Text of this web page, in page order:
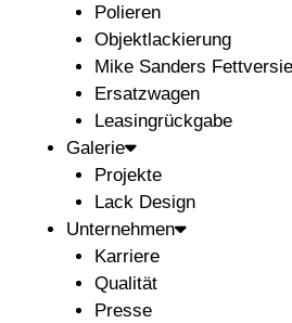
Polieren
Objektlackierung
Mike Sanders
Ersatzwagen
Leasingrückgabe
Galerie
Projekte
Lack Design
Unternehmen
Karriere
Qualität
Presse